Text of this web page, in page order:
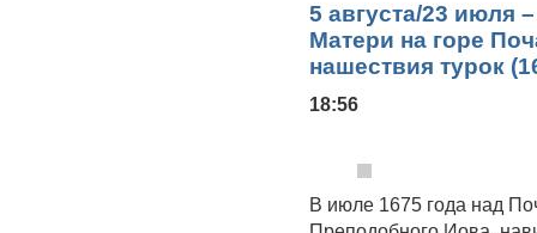
5 августа/23 июля
Матери на горе
нашествия турок
18:56
В июле 1675 года над